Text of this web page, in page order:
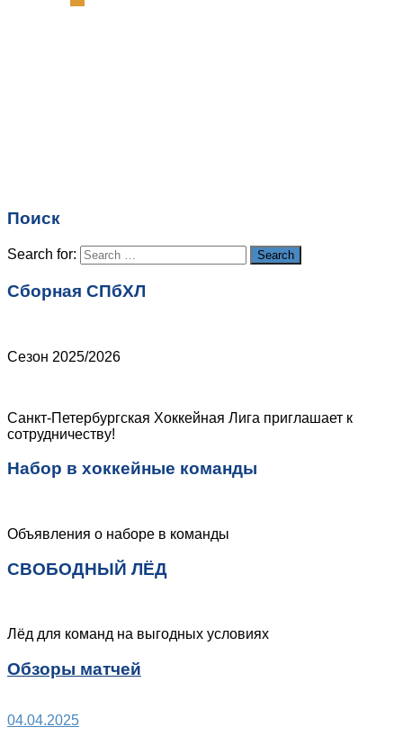
Поиск
Search for: Search
Сборная СПбХЛ
Сезон 2025/2026
Санкт-Петербургская Хоккейная Лига приглашает к
сотрудничеству!
Набор в хоккейные команды
Объявления о наборе в команды
СВОБОДНЫЙ ЛЁД
Лёд для команд на выгодных условиях
Обзоры матчей
04.04.2025